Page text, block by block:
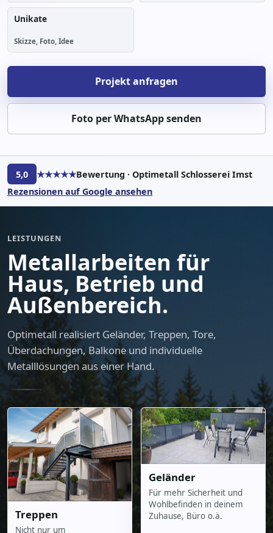
Unikate
Skizze, Foto, Idee
Projekt anfragen
Foto per WhatsApp senden
5,0 ★★★★★Bewertung · Optimetall Schlosserei Imst
Rezensionen auf Google ansehen
LEISTUNGEN
Metallarbeiten für
Haus, Betrieb und
Außenbereich.
Optimetall realisiert Geländer, Treppen, Tore,
Überdachungen, Balkone und individuelle
Metalllösungen aus einer Hand.
Treppen
Nicht nur um
Geländer
Für mehr Sicherheit und
Wohlbefinden in deinem
Zuhause, Büro o.ä.